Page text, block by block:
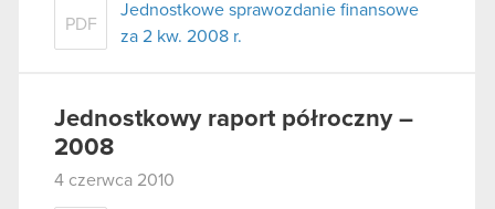
PDF
Jednostkowe sprawozdanie finansowe
za 2 kw. 2008 r.
Jednostkowy raport półroczny –
2008
4 czerwca 2010